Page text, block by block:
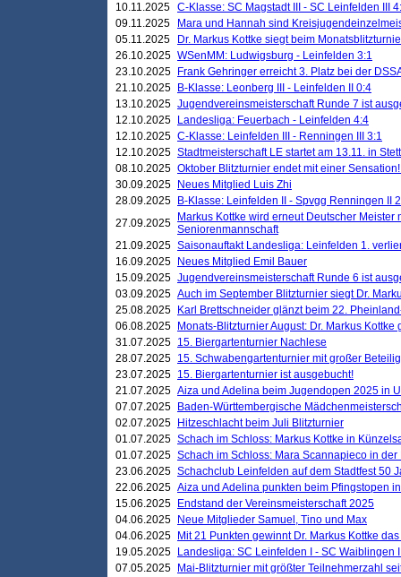
10.11.2025 C-Klasse: SC Magstadt III - SC Leinfelden III
09.11.2025
Mara und Hannah sind
05.11.2025
Dr. Markus Kottke siegt beim
26.10.2025 WSenMM: Ludwigsburg - Leinfelden 3:1
23.10.2025
Frank Gehringer erreicht 3. Platz bei der
21.10.2025
B-Klasse: Leonberg III - Leinfelden II 0:4
13.10.2025 Jugendvereinsmeisterschaft Runde 7 ist
12.10.2025
Landesliga: Feuerbach - Leinfelden 4:4
12.10.2025 C-Klasse: Leinfelden III - Renningen III 3:1
12.10.2025 Stadtmeisterschaft LE startet am 13.11. in
08.10.2025 Oktober Blitzturnier endet mit einer
30.09.2025
Neues Mitglied Luis Zhi
28.09.2025
B-Klasse: Leinfelden II - Spvgg Renningen II
27.09.2025
Markus Kottke wird erneut Deutscher Meister
Seniorenmannschaft
21.09.2025 Saisonauftakt Landesliga: Leinfelden 1.
16.09.2025
Neues Mitglied Emil Bauer
15.09.2025 Jugendvereinsmeisterschaft Runde 6 ist
03.09.2025 Auch im September Blitzturnier siegt Dr.
25.08.2025
Karl Brettschneider glänzt beim 22.
06.08.2025
Monats-Blitzturnier August: Dr. Markus Kottke
31.07.2025 15. Biergartenturnier Nachlese
28.07.2025 15. Schwabengartenturnier mit großer
23.07.2025 15. Biergartenturnier ist ausgebucht!
21.07.2025 Aiza und Adelina beim Jugendopen 2025 in
07.07.2025
Baden-Württembergische
02.07.2025
Hitzeschlacht beim Juli Blitzturnier
01.07.2025 Schach im Schloss: Markus Kottke in
01.07.2025 Schach im Schloss: Mara Scannapieco in der
23.06.2025 Schachclub Leinfelden auf dem Stadtfest 50
22.06.2025 Aiza und Adelina punkten beim Pfingstopen
15.06.2025
Endstand der Vereinsmeisterschaft 2025
04.06.2025
Neue Mitglieder Samuel, Tino und Max
04.06.2025
Mit 21 Punkten gewinnt Dr. Markus Kottke
19.05.2025
Landesliga: SC Leinfelden I - SC Waiblingen
07.05.2025
Mai-Blitzturnier mit größter Teilnehmerzahl